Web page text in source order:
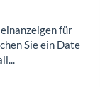
für
Sie ein Date